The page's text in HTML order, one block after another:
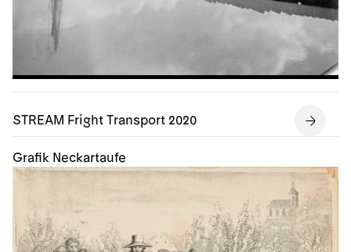
STREAM Fright Transport 2020
Grafik Neckartaufe